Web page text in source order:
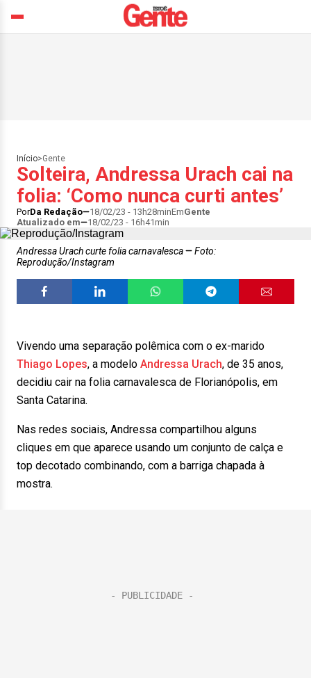
Início>Gente
Solteira, Andressa Urach cai na
folia: ‘Como nunca curti antes’
PorDa Redação 18/02/23 - 13h28minEmGente
Atualizado em
18/02/23 - 16h41min
Andressa Urach curte folia carnavalesca
Foto:
Reprodução/Instagram
Vivendo uma separação polêmica com o ex-marido
Thiago Lopes, a modelo Andressa Urach, de 35 anos,
decidiu cair na folia carnavalesca de Florianópolis, em
Santa Catarina.
Nas redes sociais, Andressa compartilhou alguns
cliques em que aparece usando um conjunto de calça e
top decotado combinando, com a barriga chapada à
mostra.